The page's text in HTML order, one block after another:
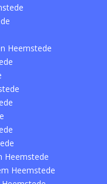
Heemstede
Heemstede
Heemstede